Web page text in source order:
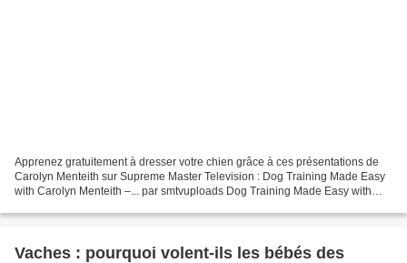
Apprenez gratuitement à dresser votre chien grâce à ces présentations de
Carolyn Menteith sur Supreme Master Television : Dog Training Made Easy
with Carolyn Menteith –... par smtvuploads Dog Training Made Easy with
Vaches : pourquoi volent-ils les bébés des